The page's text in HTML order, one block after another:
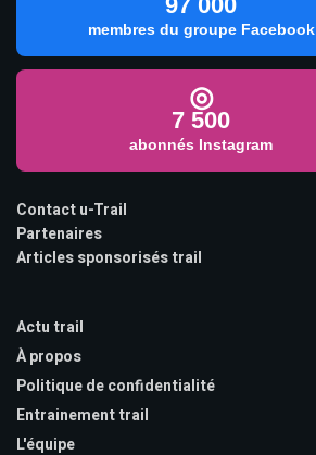
membres du groupe Facebook
◎
7 500
abonnés Instagram
Contact u-Trail
Partenaires
Articles sponsorisés trail
Actu trail
À propos
Politique de confidentialité
Entrainement trail
L'équipe